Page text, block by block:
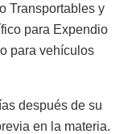
Transportables y
para Expendio
para vehículos
después de su
en la materia.